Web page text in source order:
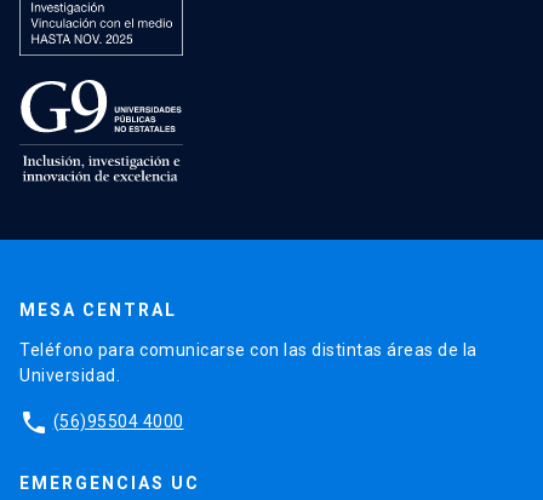
MESA CENTRAL
Teléfono para comunicarse con las distintas áreas de la
Universidad.
phone (56)95504 4000
EMERGENCIAS UC